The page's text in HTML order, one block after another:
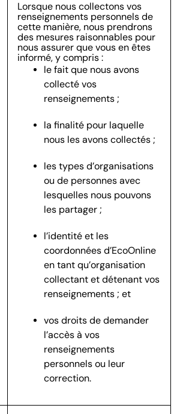
Lorsque nous collectons vos
renseignements personnels de
cette manière, nous prendrons
des mesures raisonnables pour
nous assurer que vous en êtes
informé, y compris :
le fait que nous avons
collecté vos
renseignements ;
la finalité pour laquelle
nous les avons collectés ;
les types d’organisations
ou de personnes avec
lesquelles nous pouvons
les partager ;
l’identité et les
coordonnées d’EcoOnline
en tant qu’organisation
collectant et détenant vos
renseignements ; et
vos droits de demander
l’accès à vos
renseignements
personnels ou leur
correction.